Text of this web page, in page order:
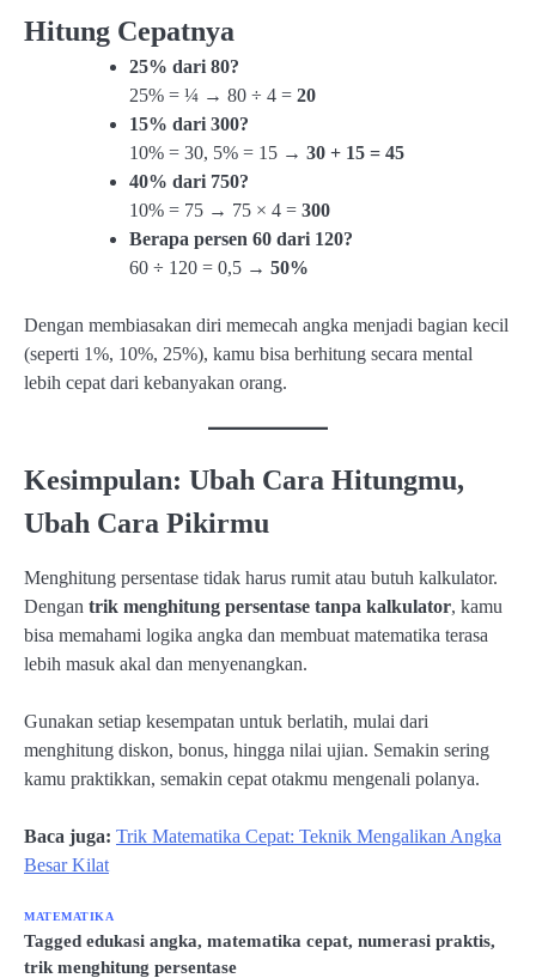
Hitung Cepatnya
25% dari 80?
25% = ¼ → 80 ÷ 4 = 20
15% dari 300?
10% = 30, 5% = 15 → 30 + 15 = 45
40% dari 750?
10% = 75 → 75 × 4 = 300
Berapa persen 60 dari 120?
60 ÷ 120 = 0,5 → 50%
Dengan membiasakan diri memecah angka menjadi bagian kecil
(seperti 1%, 10%, 25%), kamu bisa berhitung secara mental
lebih cepat dari kebanyakan orang.
Kesimpulan: Ubah Cara Hitungmu,
Ubah Cara Pikirmu
Menghitung persentase tidak harus rumit atau butuh kalkulator.
Dengan trik menghitung persentase tanpa kalkulator, kamu
bisa memahami logika angka dan membuat matematika terasa
lebih masuk akal dan menyenangkan.
Gunakan setiap kesempatan untuk berlatih, mulai dari
menghitung diskon, bonus, hingga nilai ujian. Semakin sering
kamu praktikkan, semakin cepat otakmu mengenali polanya.
Baca juga: Trik Matematika Cepat: Teknik Mengalikan Angka
Besar Kilat
MATEMATIKA
Tagged edukasi angka, matematika cepat, numerasi praktis,
trik menghitung persentase